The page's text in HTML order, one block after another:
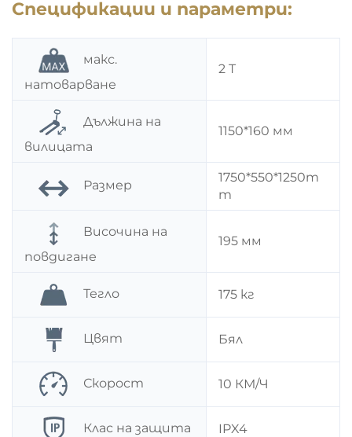
Спецификации и параметри:
макс.
натоварване
2 T
Дължина на
вилицата
1150*160 мм
Размер
1750*550*1250m
m
Височина на
повдигане
195 мм
Тегло 175 кг
Цвят Бял
Скорост 10 КМ/Ч
Клас на защита IPX4